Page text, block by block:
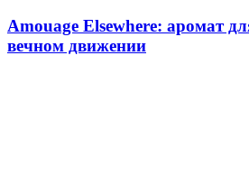
Amouage Elsewhere: аромат
вечном движении